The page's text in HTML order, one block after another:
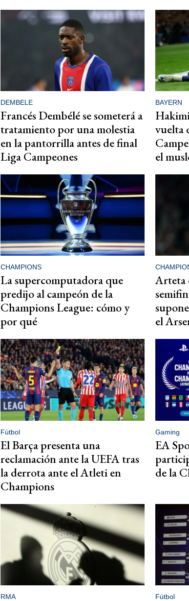
DEMBELE
Francés Dembélé se someterá a
tratamiento por una molestia
en la pantorrilla antes de final
Liga Campeones
BAYERN
vuelta
el
CHAMPIONS
La supercomputadora que
predijo al campeón de la
Champions League: cómo y
por qué
Arteta
el
Fútbol
El Barça presenta una
reclamación ante la UEFA tras
la derrota ante el Atleti en
Champions
Gaming
EA
de la
RMA Fútbol